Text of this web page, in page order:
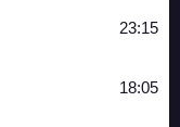
23:15
18:05